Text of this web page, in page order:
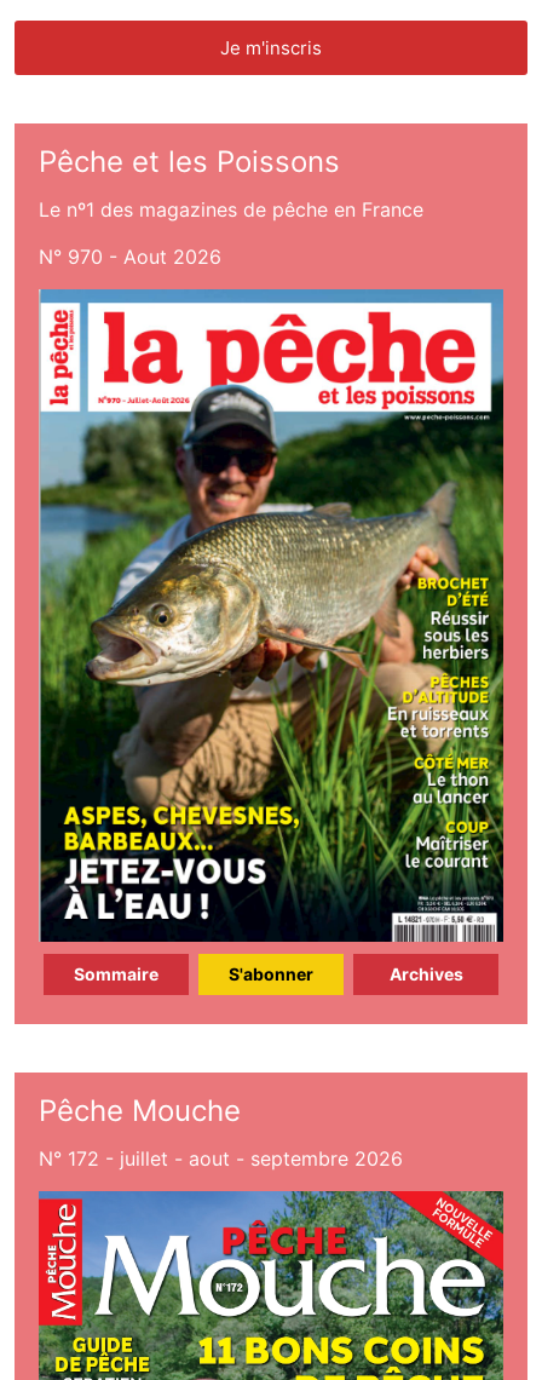
Pêche et les Poissons
Le nº1 des magazines de pêche en France
N° 970 - Aout 2026
Sommaire S'abonner Archives
Pêche Mouche
N° 172 - juillet - aout - septembre 2026